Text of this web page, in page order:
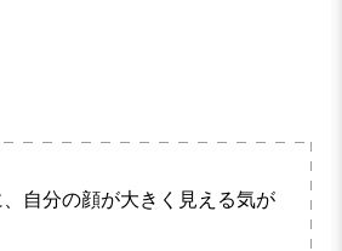
、自分の顔が大きく見える気が